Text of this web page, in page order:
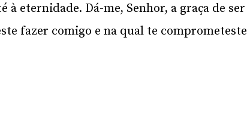
à eternidade. Dá-me, Senhor, a graça de ser
fazer comigo e na qual te comprometeste